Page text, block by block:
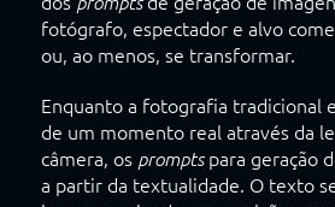
fotógrafo, espectador e alvo
ou, ao menos, se transformar.
Enquanto a fotografia tradicional
de um momento real através da
câmera, os promptspara geração
a partir da textualidade. O texto